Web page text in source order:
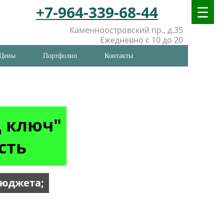
+7-964-339-68-44
Каменноостровский пр., д.35
Ежедневно с 10 до 20
Портфолио Контакты
ключ"